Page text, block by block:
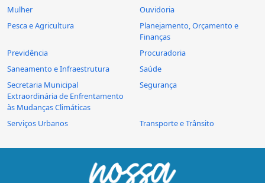
Mulher
Ouvidoria
Pesca e Agricultura
Planejamento, Orçamento e
Finanças
Previdência
Procuradoria
Saneamento e Infraestrutura
Saúde
Secretaria Municipal
Extraordinária de Enfrentamento
às Mudanças Climáticas
Segurança
Serviços Urbanos Transporte e Trânsito